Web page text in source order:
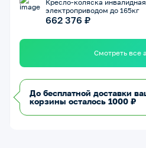
Кресло-коляска
электроприводом до 165кг
662 376 ₽
Смотреть все
До бесплатной доставки
корзины осталось 1000 ₽